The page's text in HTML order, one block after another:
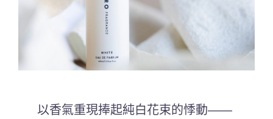
以香氣重現捧起純白花束的悸動——